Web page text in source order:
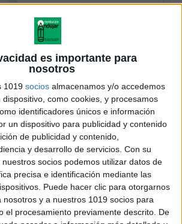
es importante para
nosotros
1019 socios almacenamos y/o accedemos
como cookies, y procesamos
identificadores únicos e información
un dispositivo para publicidad y contenido
de publicidad y contenido,
y desarrollo de servicios. Con su
socios podemos utilizar datos de
precisa e identificación mediante las
Puede hacer clic para otorgarnos
nosotros y a nuestros 1019 socios para
el procesamiento previamente descrito. De
2.0 para hacer
2017
permiten al estudiante organizar
de acontecimientos o eventos